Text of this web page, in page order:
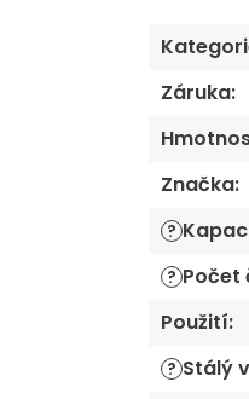
Záruka:
Značka:
?
? Počet
Použití:
? Stálý